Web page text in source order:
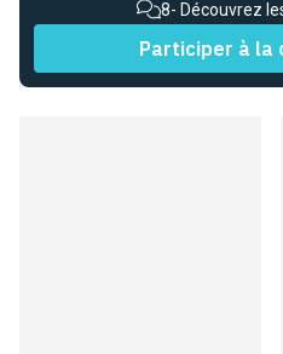
Participer à la